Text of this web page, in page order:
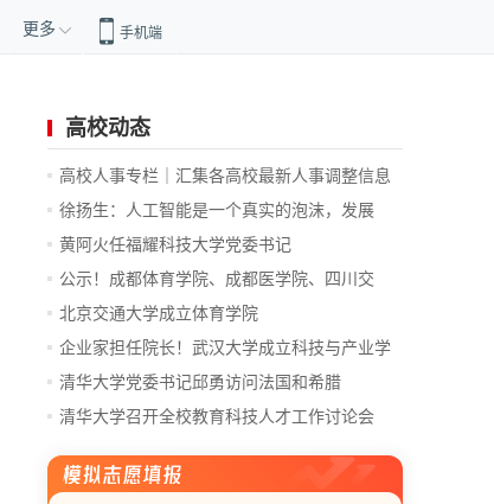
更多 手机端
高校动态
高校人事专栏｜汇集各高校最新人事调整信息
徐扬生：人工智能是一个真实的泡沫，发展
前...
黄阿火任福耀科技大学党委书记
公示！成都体育学院、成都医学院、四川交
通...
北京交通大学成立体育学院
企业家担任院长！武汉大学成立科技与产业学
院
清华大学党委书记邱勇访问法国和希腊
清华大学召开全校教育科技人才工作讨论会